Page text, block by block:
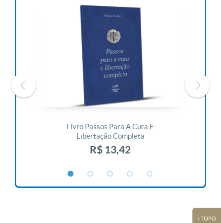
Livro Passos Para A Cura E
Libertação Completa
R$ 13,42
↑ TOPO